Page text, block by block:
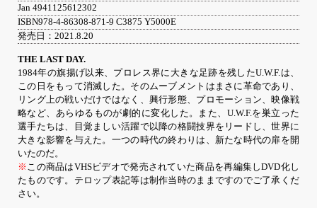
Jan 4941125612302
ISBN978-4-86308-871-9 C3875 Y5000E
発売日：2021.8.20
THE LAST DAY.
1984年の旗揚げ以来、プロレス界に大きな足跡を残したU.W.F.は、
この日をもって消滅した。そのムーブメントはまさに革命であり、
リング上の戦いだけではなく、興行形態、プロモーション、映像戦
略など、あらゆるものが劇的に変化した。また、U.W.F.を巣立った
選手たちは、目覚ましい活躍で以降の格闘技界をリードし、世界に
大きな影響を与えた。一つの時代の終わりは、新たな時代の扉を開
いたのだ。
※ この商品はVHSビデオで発売されていた商品を再編集しDVD化し
たものです。テロップ表記等は制作当時のままですのでご了承くだ
さい。